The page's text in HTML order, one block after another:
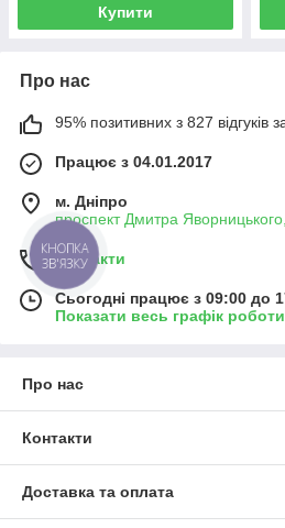
Купити
Про нас
95% позитивних з 827 відгуків
Працює з 04.01.2017
м. Дніпро
проспект Дмитра
Контакти
Сьогодні працює з 09:00 до
Показати весь графік роботи
Про нас
Контакти
Доставка та оплата
КНОПКА
ЗВ'ЯЗКУ